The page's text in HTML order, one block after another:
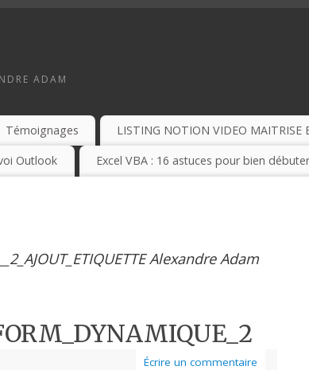
ADAM
Témoignages LISTING NOTION VIDEO MAITRISE
Outlook Excel VBA : 16 astuces pour bien
Alexandre Adam
Écrire un commentaire